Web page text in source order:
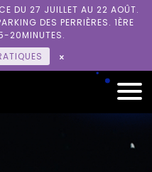
DU 27 JUILLET AU 22 AOÛT.
DES PERRIÈRES. 1ÈRE
20MINUTES.